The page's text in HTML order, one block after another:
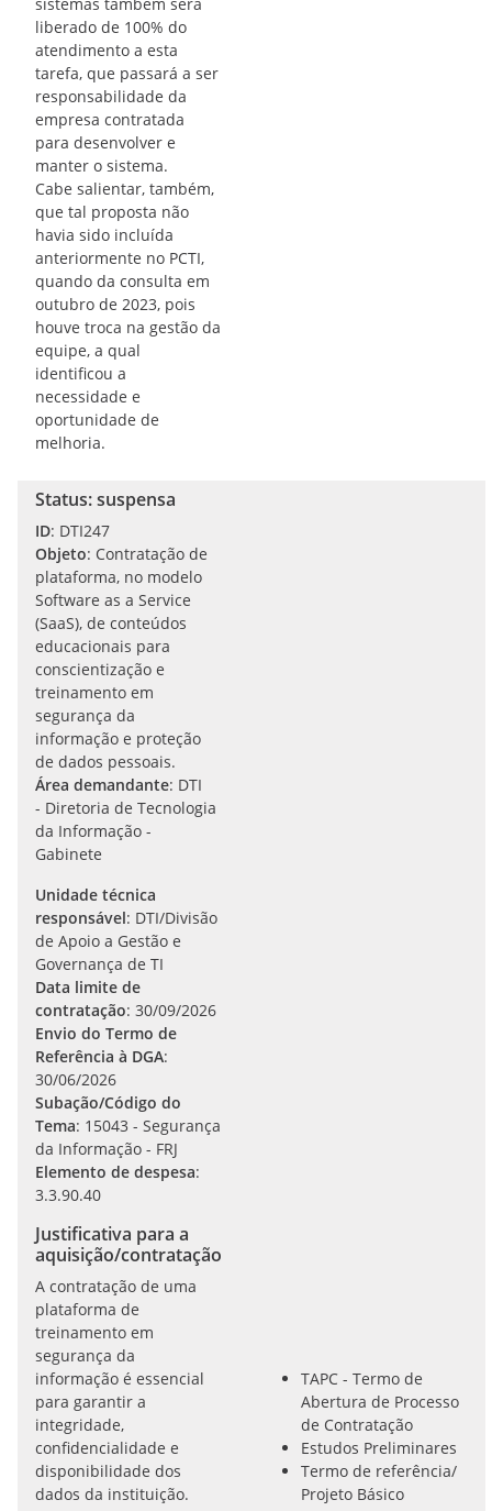
liberado de 100% do
atendimento a esta
tarefa, que passará a ser
responsabilidade da
empresa contratada
para desenvolver e
manter o sistema.
Cabe salientar, também,
que tal proposta não
havia sido incluída
anteriormente no PCTI,
quando da consulta em
outubro de 2023, pois
houve troca na gestão da
equipe, a qual
identificou a
necessidade e
oportunidade de
melhoria.
Status: suspensa
ID: DTI247
Objeto: Contratação de
plataforma, no modelo
Software as a Service
(SaaS), de conteúdos
educacionais para
conscientização e
treinamento em
segurança da
informação e proteção
de dados pessoais.
Área demandante: DTI
- Diretoria de Tecnologia
da Informação -
Gabinete
Unidade técnica
responsável: DTI/Divisão
de Apoio a Gestão e
Governança de TI
Data limite de
contratação: 30/09/2026
Envio do Termo de
Referência à DGA:
30/06/2026
Subação/Código do
Tema: 15043 - Segurança
da Informação - FRJ
Elemento de despesa:
3.3.90.40
Justificativa para a
aquisição/contratação
A contratação de uma
plataforma de
treinamento em
segurança da
informação é essencial
para garantir a
integridade,
confidencialidade e
disponibilidade dos
dados da instituição.
TAPC - Termo de
Abertura de Processo
de Contratação
Estudos Preliminares
Termo de referência/
Projeto Básico